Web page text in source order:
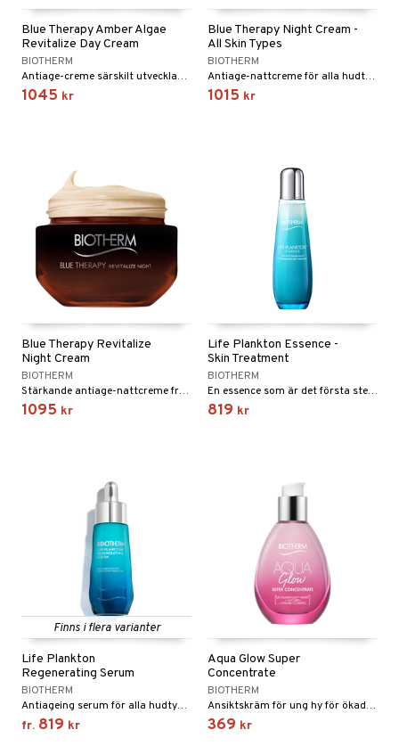
Blue Therapy Amber Algae
Revitalize Day Cream
BIOTHERM
Antiage-creme särskilt utvecklad för dig som önskar en hudvårdsprodukt som reducerar rynkor och ger lyster från Biotherm
1045 kr
Blue Therapy Night Cream -
All Skin Types
BIOTHERM
Antiage-nattcreme för alla hudtyper från Biotherm
1015 kr
Blue Therapy Revitalize
Night Cream
BIOTHERM
Stärkande antiage-nattcreme från Biotherm
1095 kr
Life Plankton Essence -
Skin Treatment
BIOTHERM
En essence som är det första steget i din dagliga skönhetsrutin. Högkoncentrerad som ett serum och samtidigt lätt som en toner. För alla hudtyper.
819 kr
Finns i flera varianter
Life Plankton
Regenerating Serum
BIOTHERM
Antiageing serum för alla hudtyper från Biotherm
fr. 819 kr
Aqua Glow Super
Concentrate
BIOTHERM
Ansiktskräm för ung hy för ökad lyster från Biotherm
369 kr